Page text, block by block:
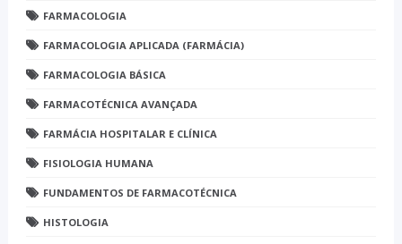
FARMACOLOGIA
FARMACOLOGIA APLICADA (FARMÁCIA)
FARMACOLOGIA BÁSICA
FARMACOTÉCNICA AVANÇADA
FARMÁCIA HOSPITALAR E CLÍNICA
FISIOLOGIA HUMANA
FUNDAMENTOS DE FARMACOTÉCNICA
HISTOLOGIA